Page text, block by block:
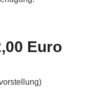
Euro